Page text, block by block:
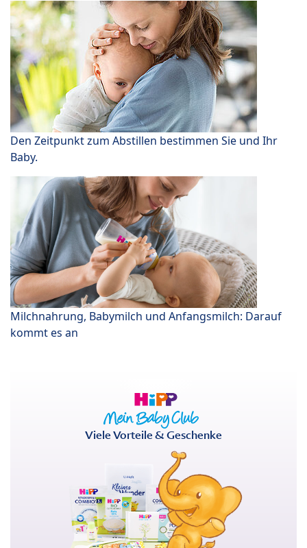
Den Zeitpunkt zum Abstillen bestimmen Sie und Ihr
Baby.
Milchnahrung, Babymilch und Anfangsmilch: Darauf
kommt es an
Viele Vorteile & Geschenke